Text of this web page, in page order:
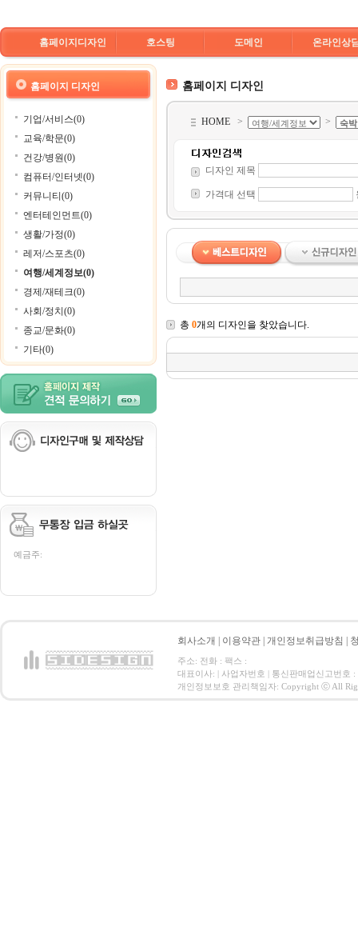
홈페이지디자인 호스팅 도메인 온라인상
홈페이지 디자인
기업/서비스(0)
교육/학문(0)
건강/병원(0)
컴퓨터/인터넷(0)
커뮤니티(0)
엔터테인먼트(0)
생활/가정(0)
레저/스포츠(0)
여행/세계정보(0)
경제/재테크(0)
사회/정치(0)
종교/문화(0)
기타(0)
예금주:
홈페이지 디자인
HOME > >
디자인 제목
가격대 선택
총 0개의 디자인을 찾았습니다.
회사소개 이용약관 개인정보취급방침
주소: 전화 : 팩스 :
대표이사: | 사업자번호 | 통신판매업신고번호 :
개인정보보호 관리책임자: Copyright ⓒ All